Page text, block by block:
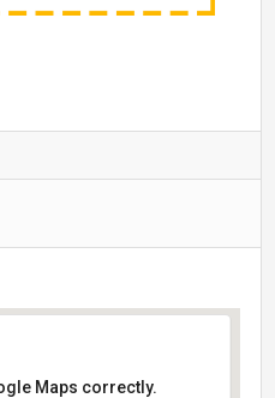
Maps correctly.